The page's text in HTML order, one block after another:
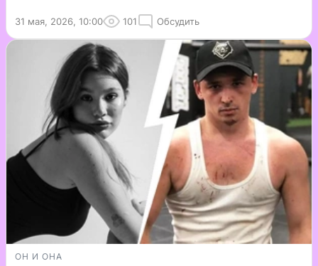
31 мая, 2026, 10:00 101 Обсудить
ОН И ОНА